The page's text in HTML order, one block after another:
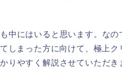
中にはいると思います。な
しまった方に向けて、極上
りやすく解説させていただき